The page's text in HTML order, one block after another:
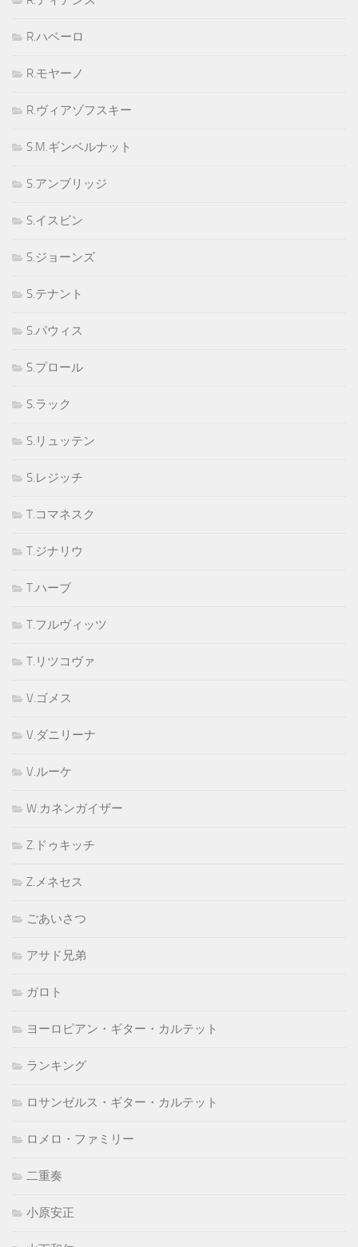
R.ハベーロ
R.モヤーノ
R.ヴィアゾフスキー
S.M.ギンベルナット
S.アンブリッジ
S.イスビン
S.ジョーンズ
S.テナント
S.パウィス
S.プロール
S.ラック
S.リュッテン
S.レジッチ
T.コマネスク
T.ジナリウ
T.ハーブ
T.フルヴィッツ
T.リツコヴァ
V.ゴメス
V.ダニリーナ
V.ルーケ
W.カネンガイザー
Z.ドゥキッチ
Z.メネセス
ごあいさつ
アサド兄弟
ガロト
ヨーロピアン・ギター・カルテット
ランキング
ロサンゼルス・ギター・カルテット
ロメロ・ファミリー
二重奏
小原安正